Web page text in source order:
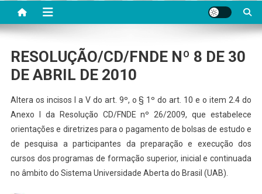
RESOLUÇÃO/CD/FNDE Nº 8 DE 30
DE ABRIL DE 2010
Altera os incisos I a V do art. 9º, o § 1º do art. 10 e o item 2.4 do
Anexo I da Resolução CD/FNDE nº 26/2009, que estabelece
orientações e diretrizes para o pagamento de bolsas de estudo e
de pesquisa a participantes da preparação e execução dos
cursos dos programas de formação superior, inicial e continuada
no âmbito do Sistema Universidade Aberta do Brasil (UAB).